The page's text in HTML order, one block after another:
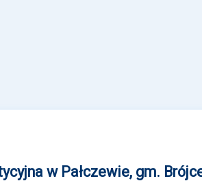
w Pałczewie, gm.